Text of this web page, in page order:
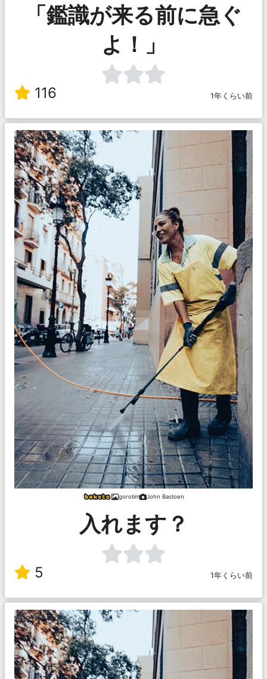
「鑑識が来る前に急ぐ
よ！」
116 1年くらい前
gorotim John Bastoen
入れます？
5 1年くらい前